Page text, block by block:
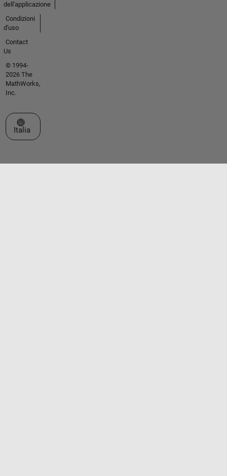
dell'applicazione
Condizioni
d'uso
Contact
Us
© 1994-
2026 The
MathWorks,
Inc.
Seleziona un sito web
Italia